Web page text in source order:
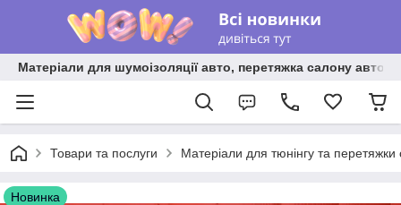
Матеріали для шумоізоляції авто, перетяжка салону авто
Товари та послуги Матеріали для тюнінгу та
Новинка